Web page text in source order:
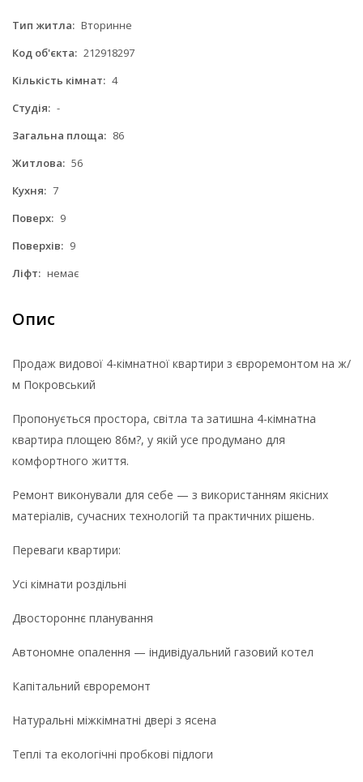
Тип житла: Вторинне
Код об'єкта: 212918297
Кількість кімнат: 4
Студія: -
Загальна площа: 86
Житлова: 56
Кухня: 7
Поверх: 9
Поверхів: 9
Ліфт: немає
Опис
Продаж видової 4-кімнатної квартири з євроремонтом на ж/
м Покровський
Пропонується простора, світла та затишна 4-кімнатна
квартира площею 86м?, у якій усе продумано для
комфортного життя.
Ремонт виконували для себе — з використанням якісних
матеріалів, сучасних технологій та практичних рішень.
Переваги квартири:
Усі кімнати роздільні
Двостороннє планування
Автономне опалення — індивідуальний газовий котел
Капітальний євроремонт
Натуральні міжкімнатні двері з ясена
Теплі та екологічні пробкові підлоги